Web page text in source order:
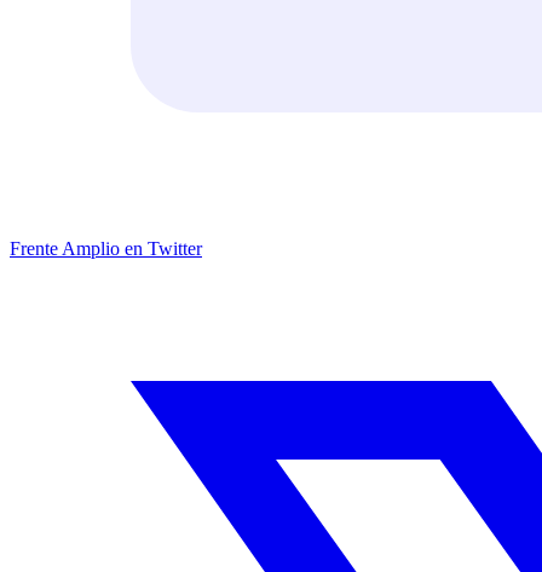
Frente Amplio en Twitter